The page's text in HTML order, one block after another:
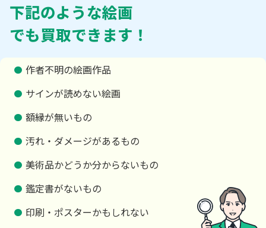
下記のような絵画
でも買取できます！
作者不明の絵画作品
サインが読めない絵画
額縁が無いもの
汚れ・ダメージがあるもの
美術品かどうか分からないもの
鑑定書がないもの
印刷・ポスターかもしれない